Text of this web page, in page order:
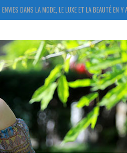
DANS LA MODE, LE LUXE ET LA BEAUTÉ